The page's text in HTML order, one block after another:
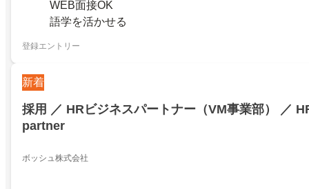
WEB面接OK
語学を活かせる
登録エントリー
新着
採用 ／ HRビジネスパートナー（VM事業部） ／
partner
ボッシュ株式会社